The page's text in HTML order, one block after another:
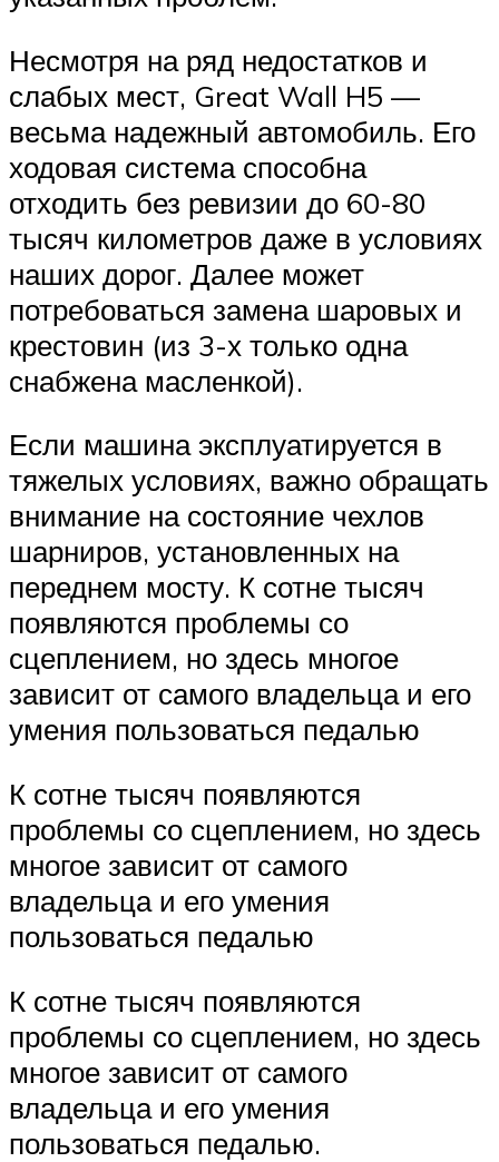
Несмотря на ряд недостатков и
слабых мест, Great Wall H5 —
весьма надежный автомобиль. Его
ходовая система способна
отходить без ревизии до 60-80
тысяч километров даже в условиях
наших дорог. Далее может
потребоваться замена шаровых и
крестовин (из 3-х только одна
снабжена масленкой).
Если машина эксплуатируется в
тяжелых условиях, важно обращать
внимание на состояние чехлов
шарниров, установленных на
переднем мосту. К сотне тысяч
появляются проблемы со
сцеплением, но здесь многое
зависит от самого владельца и его
умения пользоваться педалью
К сотне тысяч появляются
проблемы со сцеплением, но здесь
многое зависит от самого
владельца и его умения
пользоваться педалью
К сотне тысяч появляются
проблемы со сцеплением, но здесь
многое зависит от самого
владельца и его умения
пользоваться педалью.